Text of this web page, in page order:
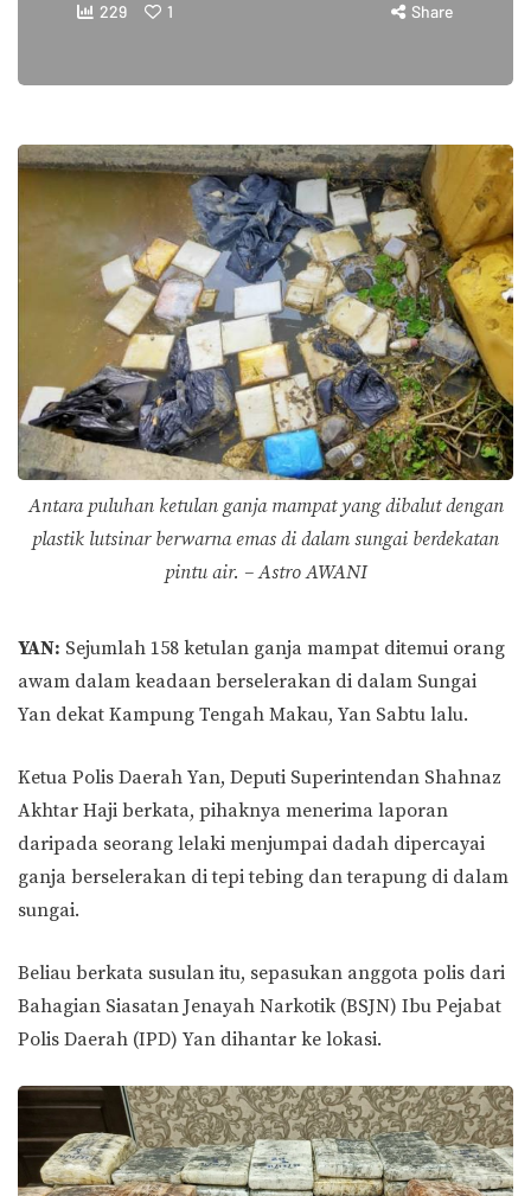
229 1 Share
Antara puluhan ketulan ganja mampat yang dibalut dengan
plastik lutsinar berwarna emas di dalam sungai berdekatan
pintu air. – Astro AWANI
YAN: Sejumlah 158 ketulan ganja mampat ditemui orang
awam dalam keadaan berselerakan di dalam Sungai
Yan dekat Kampung Tengah Makau, Yan Sabtu lalu.
Ketua Polis Daerah Yan, Deputi Superintendan Shahnaz
Akhtar Haji berkata, pihaknya menerima laporan
daripada seorang lelaki menjumpai dadah dipercayai
ganja berselerakan di tepi tebing dan terapung di dalam
sungai.
Beliau berkata susulan itu, sepasukan anggota polis dari
Bahagian Siasatan Jenayah Narkotik (BSJN) Ibu Pejabat
Polis Daerah (IPD) Yan dihantar ke lokasi.